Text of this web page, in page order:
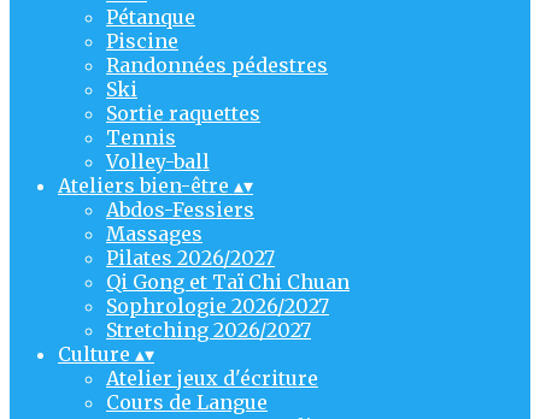
Pétanque
Piscine
Randonnées pédestres
Ski
Sortie raquettes
Tennis
Volley-ball
Ateliers bien-être ▴▾
Abdos-Fessiers
Massages
Pilates 2026/2027
Qi Gong et Taï Chi Chuan
Sophrologie 2026/2027
Stretching 2026/2027
Culture ▴▾
Atelier jeux d'écriture
Cours de Langue